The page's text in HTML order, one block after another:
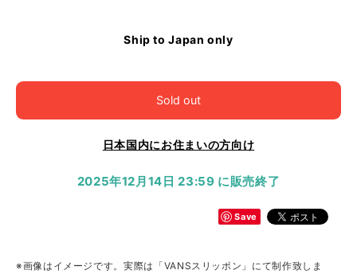
Ship to Japan only
Sold out
日本国内にお住まいの方向け
2025年12月14日 23:59 に販売終了
Save
※画像はイメージです。実際は「VANSスリッポン」にて制作致しま